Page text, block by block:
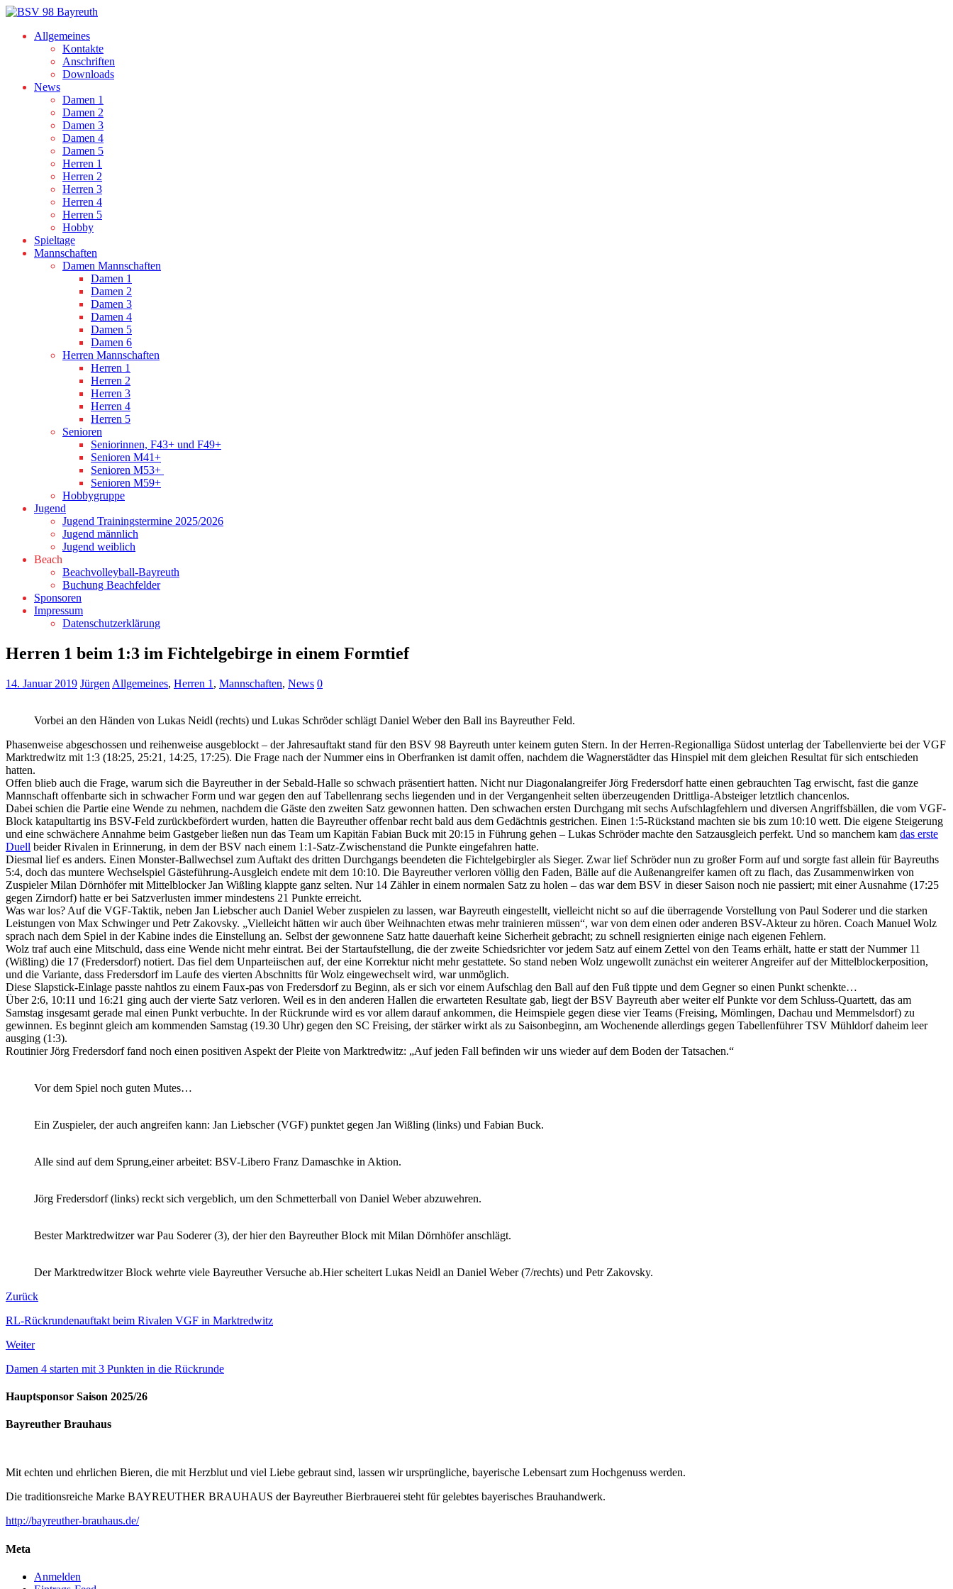
Allgemeines
Kontakte
Anschriften
Downloads
News
Damen 1
Damen 2
Damen 3
Damen 4
Damen 5
Herren 1
Herren 2
Herren 3
Herren 4
Herren 5
Hobby
Spieltage
Mannschaften
Damen Mannschaften
Damen 1
Damen 2
Damen 3
Damen 4
Damen 5
Damen 6
Herren Mannschaften
Herren 1
Herren 2
Herren 3
Herren 4
Herren 5
Senioren
Seniorinnen, F43+ und F49+
Senioren M41+
Senioren M53+
Senioren M59+
Hobbygruppe
Jugend
Jugend Trainingstermine 2025/2026
Jugend männlich
Jugend weiblich
Beach
Beachvolleyball-Bayreuth
Buchung Beachfelder
Sponsoren
Impressum
Datenschutzerklärung
Herren 1 beim 1:3 im Fichtelgebirge in einem Formtief
14. Januar 2019 Jürgen Allgemeines, Herren 1 , Mannschaften, News 0
Vorbei an den Händen von Lukas Neidl (rechts) und Lukas Schröder schlägt Daniel Weber den Ball ins Bayreuther Feld.
Phasenweise abgeschossen und reihenweise ausgeblockt – der Jahresauftakt stand für den BSV 98 Bayreuth unter keinem guten Stern. In der Herren-Regionalliga Südost unterlag der Tabellenvierte bei der VGF
Marktredwitz mit 1:3 (18:25, 25:21, 14:25, 17:25). Die Frage nach der Nummer eins in Oberfranken ist damit offen, nachdem die Wagnerstädter das Hinspiel mit dem gleichen Resultat für sich entschieden
hatten.
Offen blieb auch die Frage, warum sich die Bayreuther in der Sebald-Halle so schwach präsentiert hatten. Nicht nur Diagonalangreifer Jörg Fredersdorf hatte einen gebrauchten Tag erwischt, fast die ganze
Mannschaft offenbarte sich in schwacher Form und war gegen den auf Tabellenrang sechs liegenden und in der Vergangenheit selten überzeugenden Drittliga-Absteiger letztlich chancenlos.
Dabei schien die Partie eine Wende zu nehmen, nachdem die Gäste den zweiten Satz gewonnen hatten. Den schwachen ersten Durchgang mit sechs Aufschlagfehlern und diversen Angriffsbällen, die vom VGF-
Block katapultartig ins BSV-Feld zurückbefördert wurden, hatten die Bayreuther offenbar recht bald aus dem Gedächtnis gestrichen. Einen 1:5-Rückstand machten sie bis zum 10:10 wett. Die eigene Steigerung
und eine schwächere Annahme beim Gastgeber ließen nun das Team um Kapitän Fabian Buck mit 20:15 in Führung gehen – Lukas Schröder machte den Satzausgleich perfekt. Und so manchem kam das erste
Duell beider Rivalen in Erinnerung, in dem der BSV nach einem 1:1-Satz-Zwischenstand die Punkte eingefahren hatte.
Diesmal lief es anders. Einen Monster-Ballwechsel zum Auftakt des dritten Durchgangs beendeten die Fichtelgebirgler als Sieger. Zwar lief Schröder nun zu großer Form auf und sorgte fast allein für Bayreuths
5:4, doch das muntere Wechselspiel Gästeführung-Ausgleich endete mit dem 10:10. Die Bayreuther verloren völlig den Faden, Bälle auf die Außenangreifer kamen oft zu flach, das Zusammenwirken von
Zuspieler Milan Dörnhöfer mit Mittelblocker Jan Wißling klappte ganz selten. Nur 14 Zähler in einem normalen Satz zu holen – das war dem BSV in dieser Saison noch nie passiert; mit einer Ausnahme (17:25
gegen Zirndorf) hatte er bei Satzverlusten immer mindestens 21 Punkte erreicht.
Was war los? Auf die VGF-Taktik, neben Jan Liebscher auch Daniel Weber zuspielen zu lassen, war Bayreuth eingestellt, vielleicht nicht so auf die überragende Vorstellung von Paul Soderer und die starken
Leistungen von Max Schwinger und Petr Zakovsky. „Vielleicht hätten wir auch über Weihnachten etwas mehr trainieren müssen“, war von dem einen oder anderen BSV-Akteur zu hören. Coach Manuel Wolz
sprach nach dem Spiel in der Kabine indes die Einstellung an. Selbst der gewonnene Satz hatte dauerhaft keine Sicherheit gebracht; zu schnell resignierten einige nach eigenen Fehlern.
Wolz traf auch eine Mitschuld, dass eine Wende nicht mehr eintrat. Bei der Startaufstellung, die der zweite Schiedsrichter vor jedem Satz auf einem Zettel von den Teams erhält, hatte er statt der Nummer 11
(Wißling) die 17 (Fredersdorf) notiert. Das fiel dem Unparteiischen auf, der eine Korrektur nicht mehr gestattete. So stand neben Wolz ungewollt zunächst ein weiterer Angreifer auf der Mittelblockerposition,
und die Variante, dass Fredersdorf im Laufe des vierten Abschnitts für Wolz eingewechselt wird, war unmöglich.
Diese Slapstick-Einlage passte nahtlos zu einem Faux-pas von Fredersdorf zu Beginn, als er sich vor einem Aufschlag den Ball auf den Fuß tippte und dem Gegner so einen Punkt schenkte…
Über 2:6, 10:11 und 16:21 ging auch der vierte Satz verloren. Weil es in den anderen Hallen die erwarteten Resultate gab, liegt der BSV Bayreuth aber weiter elf Punkte vor dem Schluss-Quartett, das am
Samstag insgesamt gerade mal einen Punkt verbuchte. In der Rückrunde wird es vor allem darauf ankommen, die Heimspiele gegen diese vier Teams (Freising, Mömlingen, Dachau und Memmelsdorf) zu
gewinnen. Es beginnt gleich am kommenden Samstag (19.30 Uhr) gegen den SC Freising, der stärker wirkt als zu Saisonbeginn, am Wochenende allerdings gegen Tabellenführer TSV Mühldorf daheim leer
ausging (1:3).
Routinier Jörg Fredersdorf fand noch einen positiven Aspekt der Pleite von Marktredwitz: „Auf jeden Fall befinden wir uns wieder auf dem Boden der Tatsachen.“
Vor dem Spiel noch guten Mutes…
Ein Zuspieler, der auch angreifen kann: Jan Liebscher (VGF) punktet gegen Jan Wißling (links) und Fabian Buck.
Alle sind auf dem Sprung,einer arbeitet: BSV-Libero Franz Damaschke in Aktion.
Jörg Fredersdorf (links) reckt sich vergeblich, um den Schmetterball von Daniel Weber abzuwehren.
Bester Marktredwitzer war Pau Soderer (3), der hier den Bayreuther Block mit Milan Dörnhöfer anschlägt.
Der Marktredwitzer Block wehrte viele Bayreuther Versuche ab.Hier scheitert Lukas Neidl an Daniel Weber (7/rechts) und Petr Zakovsky.
Zurück
RL-Rückrundenauftakt beim Rivalen VGF in Marktredwitz
Weiter
Damen 4 starten mit 3 Punkten in die Rückrunde
Hauptsponsor Saison 2025/26
Bayreuther Brauhaus
Mit echten und ehrlichen Bieren, die mit Herzblut und viel Liebe gebraut sind, lassen wir ursprüngliche, bayerische Lebensart zum Hochgenuss werden.
Die traditionsreiche Marke BAYREUTHER BRAUHAUS der Bayreuther Bierbrauerei steht für gelebtes bayerisches Brauhandwerk.
http://bayreuther-brauhaus.de/
Meta
Anmelden